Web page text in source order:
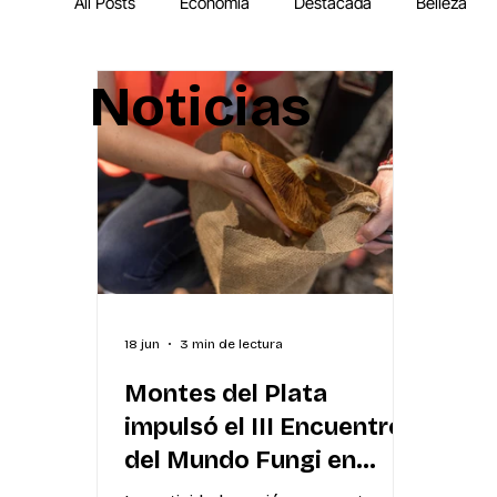
IA MEGA Experiencia Endeavor
Montes del Plata
impulsó el III Encuentro
del Mundo Fungi en
18 jun 3 min de lectura
Noticias